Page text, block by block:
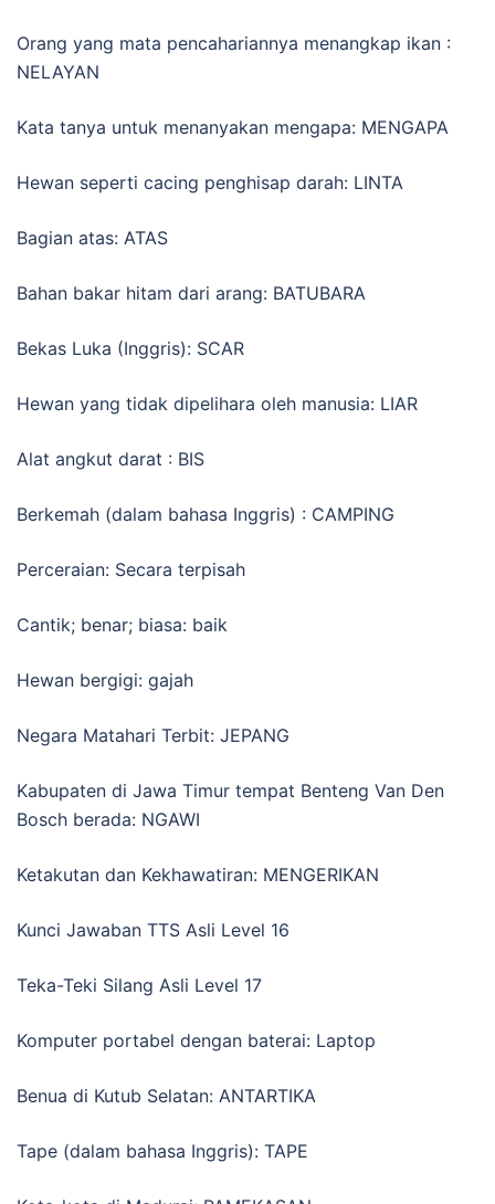
Orang yang mata pencahariannya menangkap ikan :
NELAYAN
Kata tanya untuk menanyakan mengapa: MENGAPA
Hewan seperti cacing penghisap darah: LINTA
Bagian atas: ATAS
Bahan bakar hitam dari arang: BATUBARA
Bekas Luka (Inggris): SCAR
Hewan yang tidak dipelihara oleh manusia: LIAR
Alat angkut darat : BIS
Berkemah (dalam bahasa Inggris) : CAMPING
Perceraian: Secara terpisah
Cantik; benar; biasa: baik
Hewan bergigi: gajah
Negara Matahari Terbit: JEPANG
Kabupaten di Jawa Timur tempat Benteng Van Den
Bosch berada: NGAWI
Ketakutan dan Kekhawatiran: MENGERIKAN
Kunci Jawaban TTS Asli Level 16
Teka-Teki Silang Asli Level 17
Komputer portabel dengan baterai: Laptop
Benua di Kutub Selatan: ANTARTIKA
Tape (dalam bahasa Inggris): TAPE